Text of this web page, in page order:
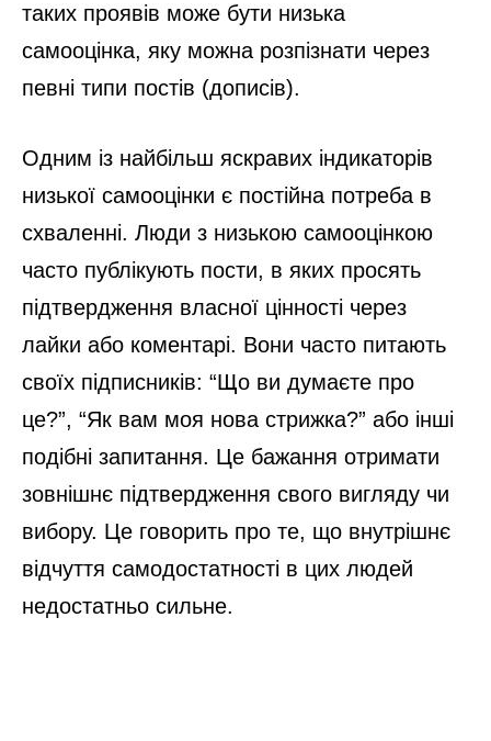
таких проявів може бути низька
самооцінка, яку можна розпізнати через
певні типи постів (дописів).
Одним із найбільш яскравих індикаторів
низької самооцінки є постійна потреба в
схваленні. Люди з низькою самооцінкою
часто публікують пости, в яких просять
підтвердження власної цінності через
лайки або коментарі. Вони часто питають
своїх підписників: “Що ви думаєте про
це?”, “Як вам моя нова стрижка?” або інші
подібні запитання. Це бажання отримати
зовнішнє підтвердження свого вигляду чи
вибору. Це говорить про те, що внутрішнє
відчуття самодостатності в цих людей
недостатньо сильне.